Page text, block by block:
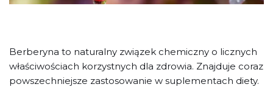
Berberyna to naturalny związek chemiczny o licznych
właściwościach korzystnych dla zdrowia. Znajduje coraz
powszechniejsze zastosowanie w suplementach diety.